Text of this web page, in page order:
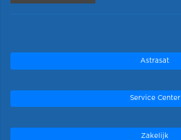
Astrasat
Service Center
Zakelijk